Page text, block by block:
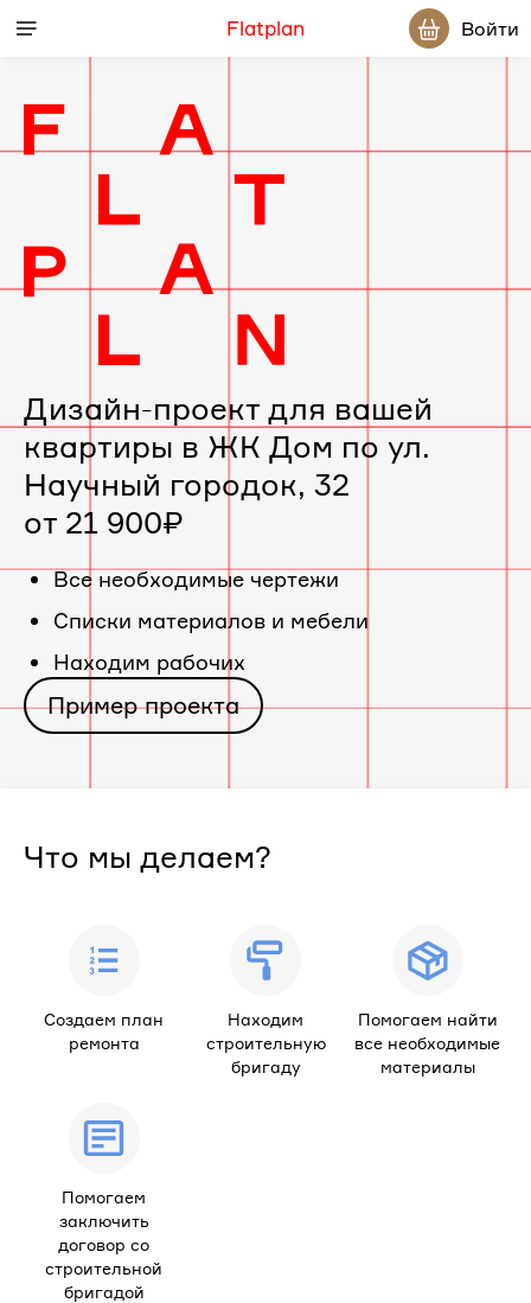
Flatplan Войти
Дизайн-
проект
интерьера
для
вашей
квартиры
в
«ЖК
Дом
по
ул.
Научный
32»
Дизайн-проект для вашей
квартиры в ЖК Дом по ул.
Научный городок, 32
от 21 900₽
Все необходимые чертежи
Cписки материалов и мебели
Находим рабочих
Пример проекта
Что мы делаем?
Создаем план
ремонта
Находим
строительную
бригаду
Помогаем найти
все необходимые
материалы
Помогаем
заключить
договор со
строительной
бригадой